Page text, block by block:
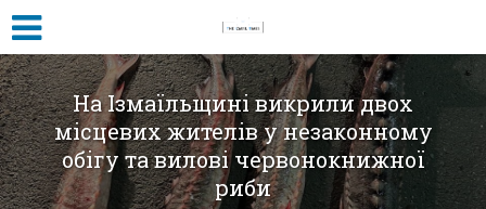
На Ізмаїльщині викрили двох
місцевих жителів у незаконному
обігу та вилові червонокнижної
риби